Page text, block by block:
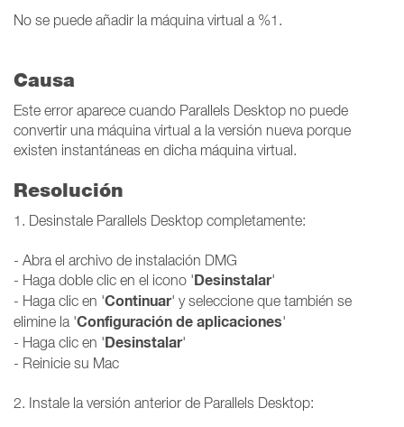
No se puede añadir la máquina virtual a %1.
Causa
Este error aparece cuando Parallels Desktop no puede
convertir una máquina virtual a la versión nueva porque
existen instantáneas en dicha máquina virtual.
Resolución
1. Desinstale Parallels Desktop completamente:
- Abra el archivo de instalación DMG
- Haga doble clic en el icono 'Desinstalar'
- Haga clic en 'Continuar' y seleccione que también se
elimine la 'Configuración de aplicaciones'
- Haga clic en 'Desinstalar'
- Reinicie su Mac
2. Instale la versión anterior de Parallels Desktop: